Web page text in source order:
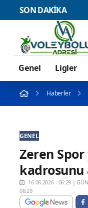
SON DAKİKA
Galibiyetle Başladı
Genel Ligler
Haberler
GENEL
Zeren
kadrosunu
16.06.2026 - 06:29 |
06:29